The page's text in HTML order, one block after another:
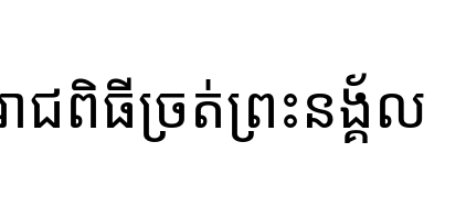
ជពិធីច្រត់ព្រះនង្គ័ល